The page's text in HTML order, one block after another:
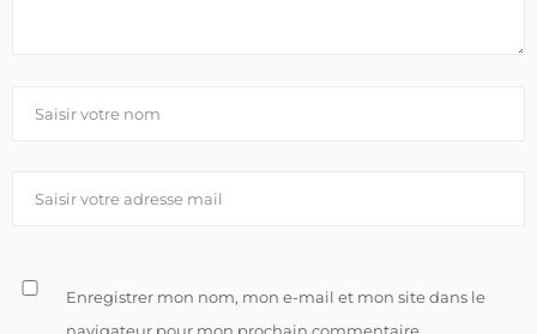
Enregistrer mon nom, mon e-mail et mon site dans le